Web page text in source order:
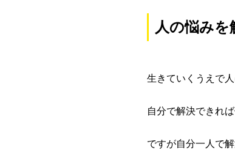
人の悩みを
生きていくうえで
自分で解決できれ
ですが自分一人で